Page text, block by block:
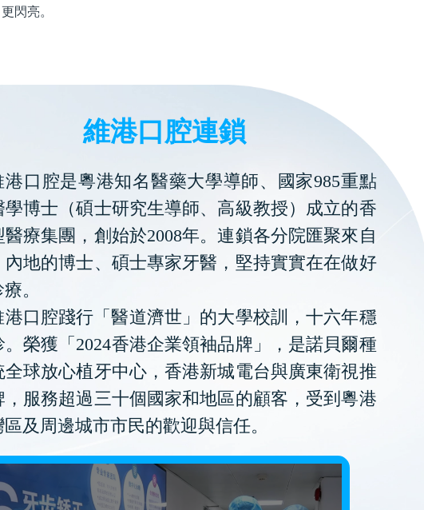
閃亮。
維港口腔連鎖
港口腔是粵港知名醫藥大學導師、國家985重點
學博士（碩士研究生導師、高級教授）成立的香
醫療集團，創始於2008年。連鎖各分院匯聚來自
內地的博士、碩士專家牙醫，堅持實實在在做好
。
港口腔踐行「醫道濟世」的大學校訓，十六年穩
。榮獲「2024香港企業領袖品牌」，是諾貝爾種
全球放心植牙中心，香港新城電台與廣東衛視推
，服務超過三十個國家和地區的顧客，受到粵港
及周邊城市市民的歡迎與信任。